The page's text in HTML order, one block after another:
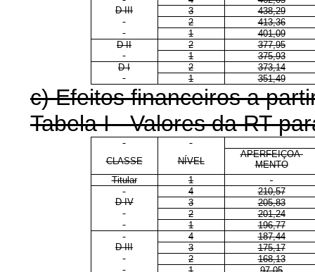
D III
3
438,29
2
413,36
1
401,09
D II
2
377,95
1
375,93
D I
2
373,14
1
351,49
c) Efeitos financeiros a
Tabela I - Valores da RT
CLASSE NÍVEL
APERFEIÇOA-
MENTO
Titular
1
4
210,57
D IV
3
205,83
2
201,24
1
196,77
4
187,44
D III
3
175,17
2
168,13